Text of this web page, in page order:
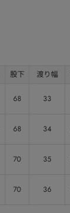
股下 渡り幅
68 33
68 34
70 35
70 36